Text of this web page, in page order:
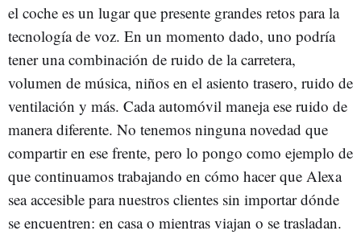
el coche es un lugar que presente grandes retos para la
tecnología de voz. En un momento dado, uno podría
tener una combinación de ruido de la carretera,
volumen de música, niños en el asiento trasero, ruido de
ventilación y más. Cada automóvil maneja ese ruido de
manera diferente. No tenemos ninguna novedad que
compartir en ese frente, pero lo pongo como ejemplo de
que continuamos trabajando en cómo hacer que Alexa
sea accesible para nuestros clientes sin importar dónde
se encuentren: en casa o mientras viajan o se trasladan.